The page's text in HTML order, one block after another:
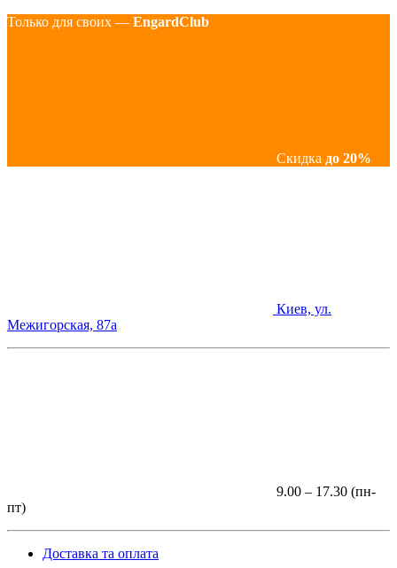
Только для своих — EngardClub
Скидка до 20%
Киев, ул.
Межигорская, 87а
9.00 – 17.30 (пн-
пт)
Доставка та оплата